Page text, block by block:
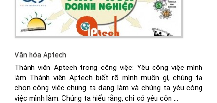
Văn hóa Aptech
Thành viên Aptech trong công việc: Yêu công việc mình
làm Thành viên Aptech biết rõ mình muốn gì, chúng ta
chọn công việc chúng ta đang làm và chúng ta yêu công
việc mình làm. Chúng ta hiểu rằng, chỉ có yêu côn ...